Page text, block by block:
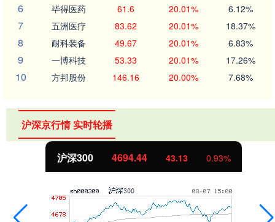
6 毕得医药 61.6 20.01% 6.12%
7 五洲医疗 83.62 20.01% 18.37%
8 耐科装备 49.67 20.01% 6.83%
9 一博科技 53.33 20.01% 17.26%
10 方邦股份 146.16 20.00% 7.68%
沪深京行情 实时轮播
沪深300 4694.44 43.13 0.93%